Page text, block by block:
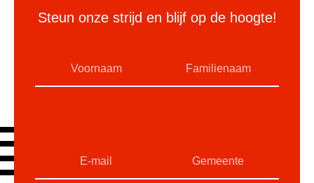
Steun onze strijd en blijf op de hoogte!